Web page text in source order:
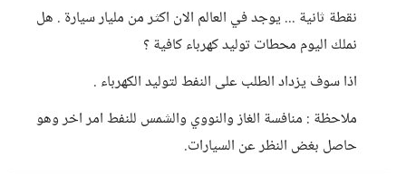
نقطة ثانية ... يوجد في العالم الان اكثر من مليار سيارة . هل
نملك اليوم محطات توليد كهرباء كافية ؟
اذا سوف يزداد الطلب على النفط لتوليد الكهرباء .
ملاحظة : منافسة الغاز والنووي والشمس للنفط امر اخر وهو
حاصل بغض النظر عن السيارات.